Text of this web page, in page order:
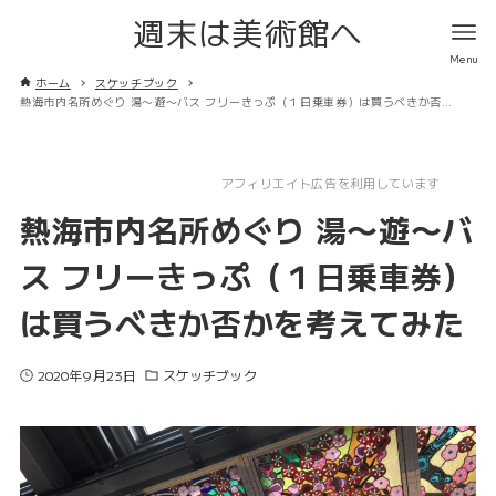
週末は美術館へ
ホーム
スケッチブック
熱海市内名所めぐり 湯〜遊〜バス フリーきっぷ（１日乗車券）は買うべきか否かを考えてみた
アフィリエイト広告を利用しています
熱海市内名所めぐり 湯〜遊〜バ
ス フリーきっぷ（１日乗車券）
は買うべきか否かを考えてみた
2020年9月23日 スケッチブック